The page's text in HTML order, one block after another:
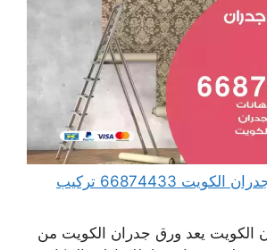
فني تركيب ورق جدران الكويت 66874433 تركيب
الكويت يعد ورق جدران الكويت من